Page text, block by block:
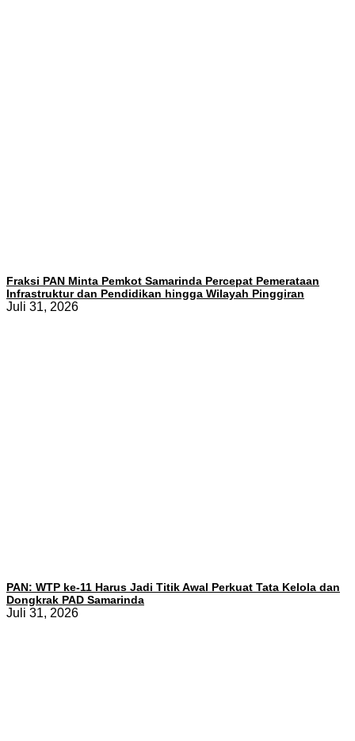
Fraksi PAN Minta Pemkot Samarinda Percepat Pemerataan
Infrastruktur dan Pendidikan hingga Wilayah Pinggiran
Juli 31, 2026
PAN: WTP ke-11 Harus Jadi Titik Awal Perkuat Tata Kelola dan
Dongkrak PAD Samarinda
Juli 31, 2026